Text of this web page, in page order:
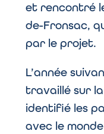
et rencontré
de-Fronsac,
par le projet.
L’année
travaillé sur
identifié les
avec le